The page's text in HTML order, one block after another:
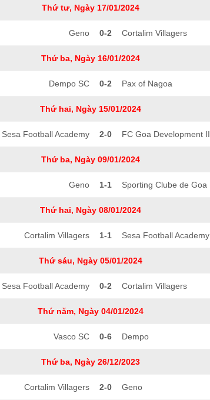
Thứ tư, Ngày 17/01/2024
Geno 0-2 Cortalim Villagers
Thứ ba, Ngày 16/01/2024
Dempo SC 0-2 Pax of Nagoa
Thứ hai, Ngày 15/01/2024
Sesa Football Academy 2-0 FC Goa Development II
Thứ ba, Ngày 09/01/2024
Geno 1-1 Sporting Clube de Goa
Thứ hai, Ngày 08/01/2024
Cortalim Villagers 1-1 Sesa Football Academy
Thứ sáu, Ngày 05/01/2024
Sesa Football Academy 0-2 Cortalim Villagers
Thứ năm, Ngày 04/01/2024
Vasco SC 0-6 Dempo
Thứ ba, Ngày 26/12/2023
Cortalim Villagers 2-0 Geno